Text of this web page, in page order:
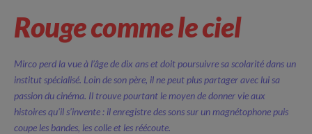
Rouge comme le ciel
Mirco perd la vue à l’âge de dix ans et doit poursuivre sa scolarité dans un
institut spécialisé. Loin de son père, il ne peut plus partager avec lui sa
passion du cinéma. Il trouve pourtant le moyen de donner vie aux
histoires qu’il s’invente : il enregistre des sons sur un magnétophone puis
coupe les bandes, les colle et les réécoute.